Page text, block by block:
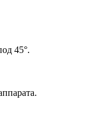
45°.